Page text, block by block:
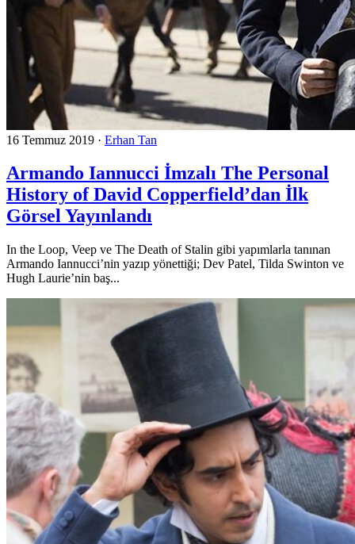
16 Temmuz 2019 · Erhan Tan
Armando Iannucci İmzalı The Personal
History of David Copperfield’dan İlk
Görsel Yayınlandı
In the Loop, Veep ve The Death of Stalin gibi yapımlarla tanınan
Armando Iannucci’nin yazıp yönettiği; Dev Patel, Tilda Swinton ve
Hugh Laurie’nin baş...